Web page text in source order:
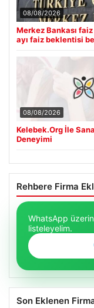
08/08/2026
Merkez Bankası
ayı faiz beklentisi
08/08/2026
Kelebek.Org İle
Deneyimi
Rehbere Firma
WhatsApp
listeleyelim.
Son Eklenen